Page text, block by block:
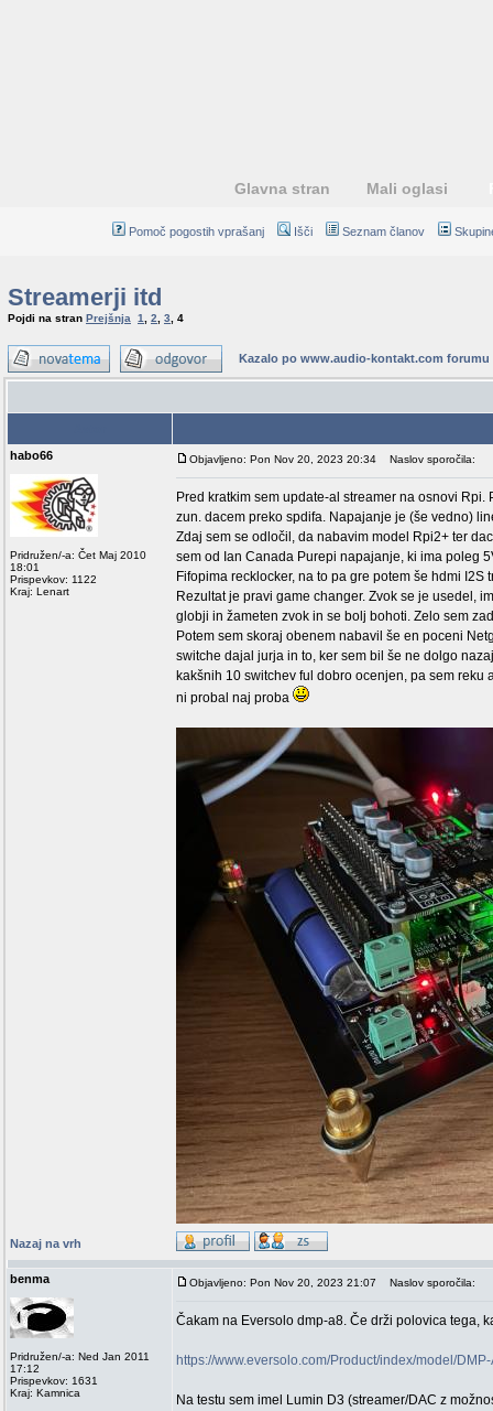
Glavna stran Mali oglasi
Pomoč pogostih vprašanj Išči Seznam članov
Streamerji itd
Pojdi na stran Prejšnja 1 2 3 4
Kazalo po www.audio-kontakt.com forumu
habo66
Pridružen/-a: Čet Maj 2010
18:01
Prispevkov: 1122
Kraj: Lenart
Objavljeno: Pon Nov 20, 2023 20:34 Naslov sporočila:
Pred kratkim sem update-al streamer na osnovi
zun. dacem preko spdifa. Napajanje je (še vedno)
Zdaj sem se odločil, da nabavim model Rpi2+ ter
sem od Ian Canada Purepi napajanje, ki ima poleg
Fifopima recklocker, na to pa gre potem še hdmi
Rezultat je pravi game changer. Zvok se je usedel,
globji in žameten zvok in se bolj bohoti. Zelo sem
Potem sem skoraj obenem nabavil še en poceni
switche dajal jurja in to, ker sem bil še ne dolgo
kakšnih 10 switchev ful dobro ocenjen, pa sem
ni probal naj proba
Nazaj na vrh
benma
Pridružen/-a: Ned Jan 2011
17:12
Prispevkov: 1631
Kraj: Kamnica
Objavljeno: Pon Nov 20, 2023 21:07 Naslov sporočila:
Čakam na Eversolo dmp-a8. Če drži polovica tega,
https://www.eversolo.com/Product/index/model/
Na testu sem imel Lumin D3 (streamer/DAC z